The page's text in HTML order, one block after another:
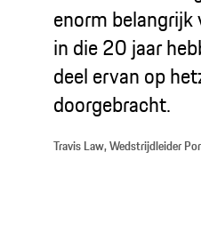
enorm
in die 20 jaar
deel ervan op
doorgebracht.
Travis Law, Wedstrijdleider